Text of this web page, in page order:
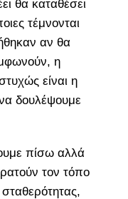
θα καταθέσει
τέμνονται
αν θα
η
είναι η
δουλέψουμε
πίσω αλλά
τον τόπο